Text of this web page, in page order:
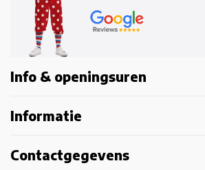
Info & openingsuren
Informatie
Contactgegevens